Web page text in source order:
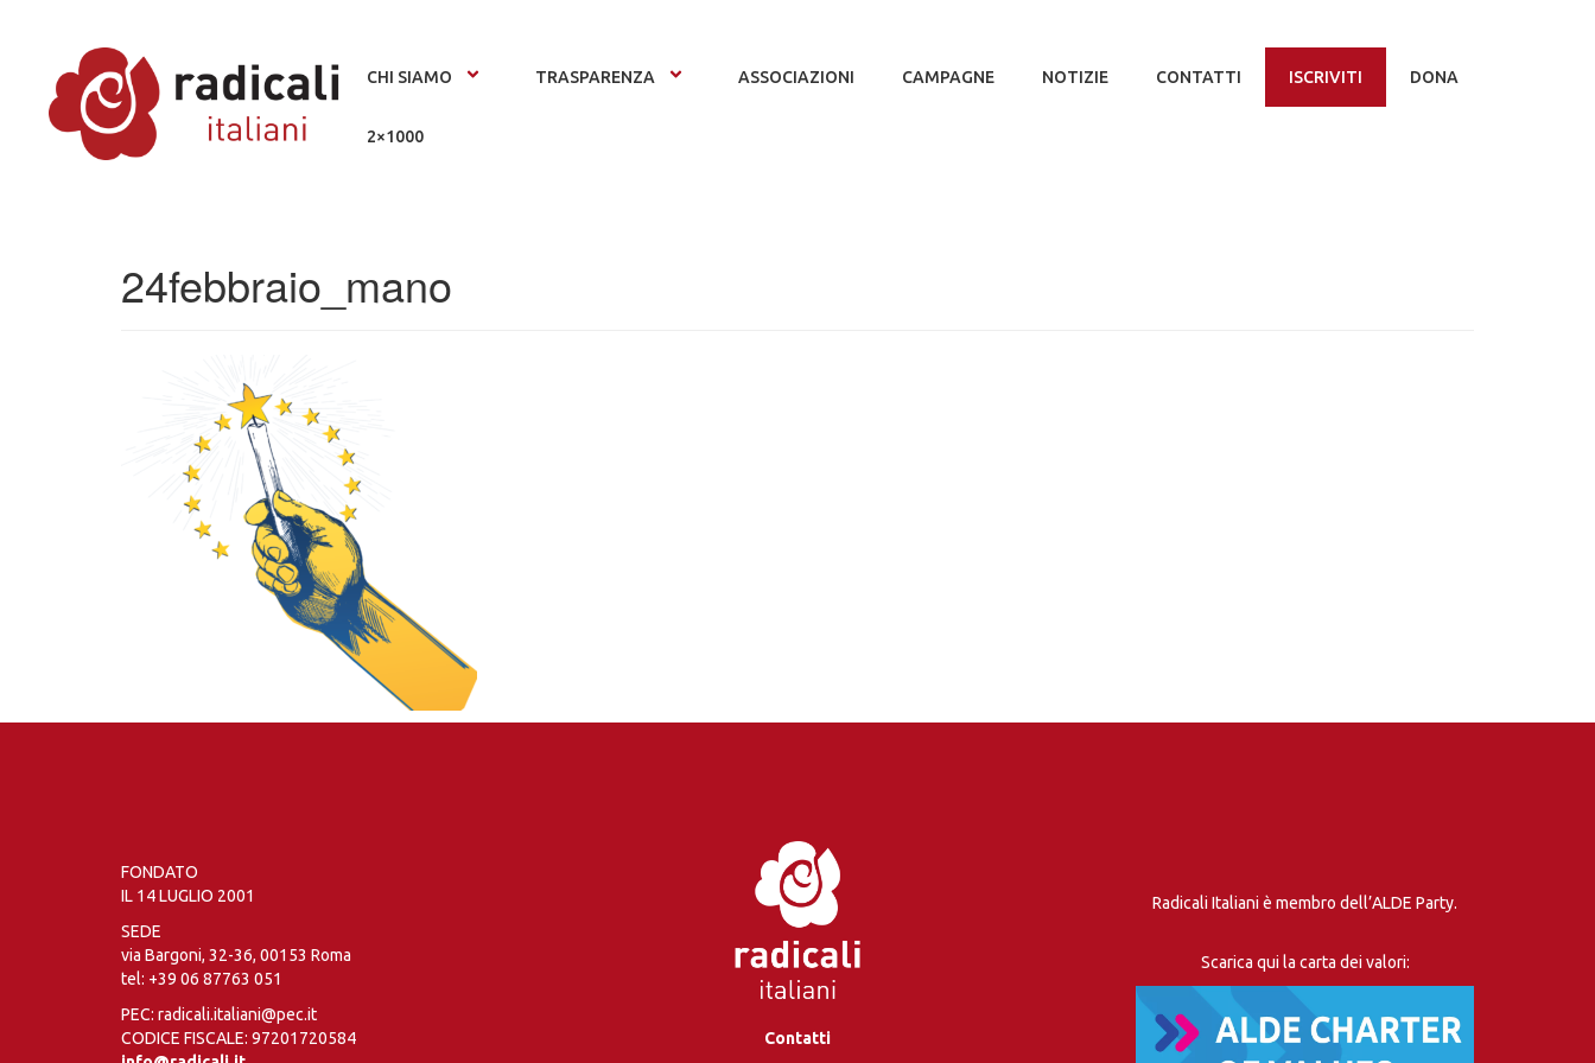
CHI SIAMO TRASPARENZA ASSOCIAZIONI CAMPAGNE NOTIZIE CONTATTI ISCRIVITI DONA
2×1000
24febbraio_mano
FONDATO
IL 14 LUGLIO 2001
SEDE
via Bargoni, 32-36, 00153 Roma
tel: +39 06 87763 051
PEC: radicali.italiani@pec.it
CODICE FISCALE: 97201720584
Contatti
Radicali Italiani è membro dell’ALDE Party.
Scarica qui la carta dei valori: